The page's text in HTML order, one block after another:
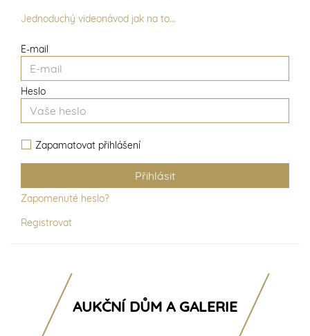
E-mail
Heslo
Zapamatovat přihlášení
Zapomenuté heslo?
Registrovat
Jednoduchý videonávod jak na to...
AUKČNÍ DŮM A GALERIE